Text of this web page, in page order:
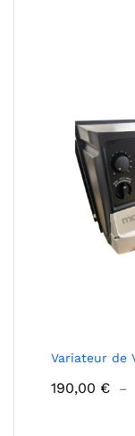
Variateur de
190,00 € –